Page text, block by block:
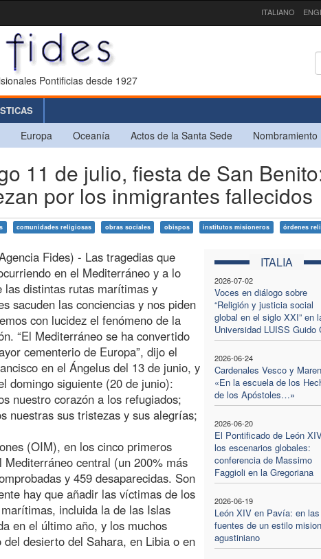
ITALIANO
Pontificias desde 1927
Europa Oceanía Actos de la Santa Sede Nombramiento
11 de julio, fiesta de San
por los inmigrantes fallecidos
comunidades religiosas obras sociales obispos institutos misioneros órdenes
ITALIA
2026-07-02
Voces en diálogo sobre
“Religión y justicia social
global en el siglo XXI” en
Universidad LUISS Guido
2026-06-24
Cardenales Vesco y
«En la escuela de los
de los Apóstoles…»
2026-06-20
El Pontificado de León
los escenarios globales:
conferencia de Massimo
Faggioli en la Gregoriana
2026-06-19
León XIV en Pavía: en las
fuentes de un estilo
agustiniano
Fides) - Las tragedias que
en el Mediterráneo y a lo
las distintas rutas marítimas y
sacuden las conciencias y nos piden
con lucidez el fenómeno de la
“El Mediterráneo se ha convertido
cementerio de Europa”, dijo el
en el Ángelus del 13 de junio, y
domingo siguiente (20 de junio):
nuestro corazón a los refugiados;
nuestras sus tristezas y sus alegrías;
(OIM), en los cinco primeros
central (un 200% más
y 459 desaparecidas. Son
hay que añadir las víctimas de los
incluida la de las Islas
en el último año, y los muchos
desierto del Sahara, en Libia o en